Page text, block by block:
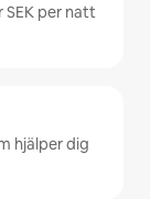
SEK per natt
hjälper dig